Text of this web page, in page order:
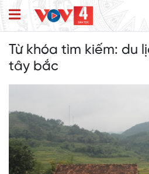
Từ khóa tìm kiếm: du
tây bắc